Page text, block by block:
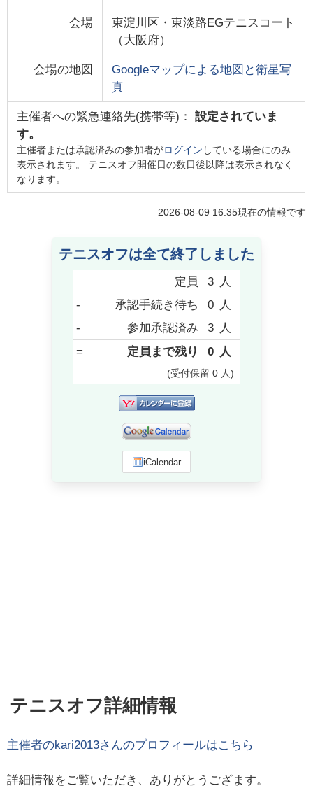
会場
東淀川区・東淡路EGテニスコート
（大阪府）
会場の地図
Googleマップによる地図と衛星写
真
主催者への緊急連絡先(携帯等)： 設定されていま
す。
主催者または承認済みの参加者がログイン している場合にのみ
表示されます。 テニスオフ開催日の数日後以降は表示されなく
なります。
2026-08-09 16:35現在の情報です
テニスオフは全て終了しました
定員 3 人
-
承認手続き待ち 0 人
-
参加承認済み 3 人
=
定員まで残り 0 人
(受付保留 0 人)
iCalendar
テニスオフ詳細情報
主催者のkari2013さんのプロフィールはこちら
詳細情報をご覧いただき、ありがとうござます。